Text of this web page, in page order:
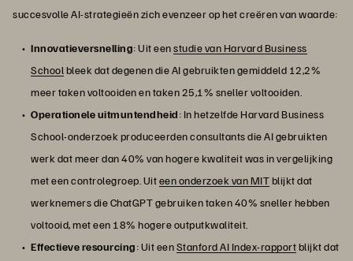
succesvolle AI-strategieën zich evenzeer op het creëren van waarde:
Innovatieversnelling: Uit eenstudie van Harvard Business
Schoolbleek dat degenen die AI gebruikten gemiddeld 12,2%
meer taken voltooiden en taken 25,1% sneller voltooiden.
Operationele uitmuntendheid: In hetzelfde Harvard Business
School-onderzoek produceerden consultants die AI gebruikten
werk dat meer dan 40% van hogere kwaliteit was in vergelijking
met een controlegroep. Uiteen onderzoek van MITblijkt dat
werknemers die ChatGPT gebruiken taken 40% sneller hebben
voltooid, met een 18% hogere outputkwaliteit.
Effectieve resourcing: Uit eenStanford AI Index-rapportblijkt dat